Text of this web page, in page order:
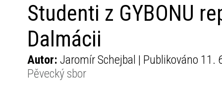
Studenti z GYBONU
Dalmácii
Autor: Jaromír Schejbal | Publikováno
Pěvecký sbor